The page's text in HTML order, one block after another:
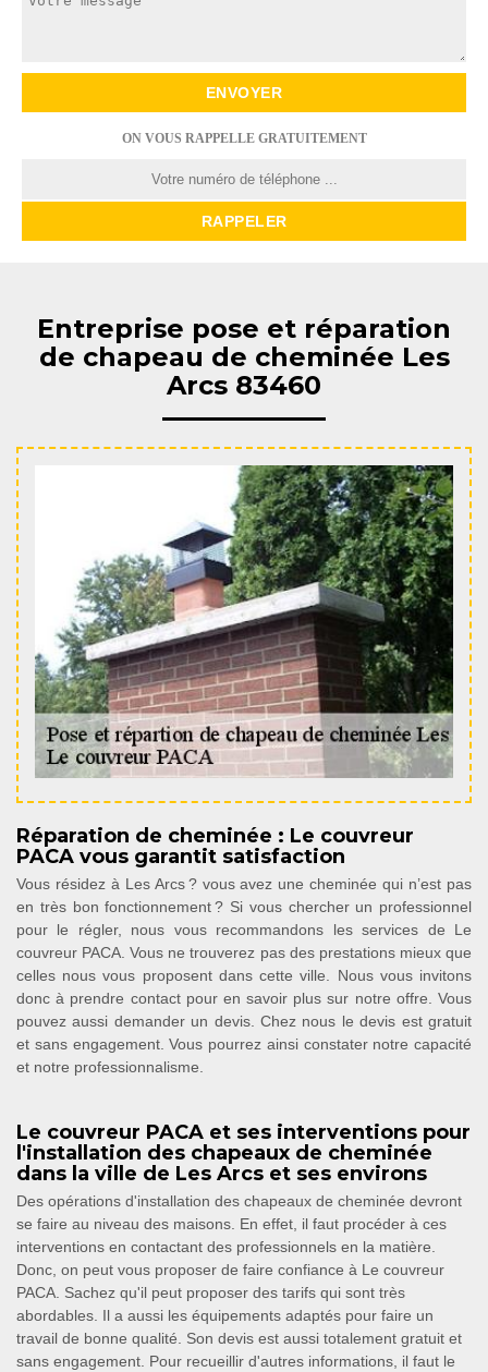
ON VOUS RAPPELLE GRATUITEMENT
Entreprise pose et réparation
de chapeau de cheminée Les
Arcs 83460
Réparation de cheminée : Le couvreur
PACA vous garantit satisfaction
Vous résidez à Les Arcs ? vous avez une cheminée qui n’est pas
en très bon fonctionnement ? Si vous chercher un professionnel
pour le régler, nous vous recommandons les services de Le
couvreur PACA. Vous ne trouverez pas des prestations mieux que
celles nous vous proposent dans cette ville. Nous vous invitons
donc à prendre contact pour en savoir plus sur notre offre. Vous
pouvez aussi demander un devis. Chez nous le devis est gratuit
et sans engagement. Vous pourrez ainsi constater notre capacité
et notre professionnalisme.
Le couvreur PACA et ses interventions pour
l'installation des chapeaux de cheminée
dans la ville de Les Arcs et ses environs
Des opérations d'installation des chapeaux de cheminée devront
se faire au niveau des maisons. En effet, il faut procéder à ces
interventions en contactant des professionnels en la matière.
Donc, on peut vous proposer de faire confiance à Le couvreur
PACA. Sachez qu'il peut proposer des tarifs qui sont très
abordables. Il a aussi les équipements adaptés pour faire un
travail de bonne qualité. Son devis est aussi totalement gratuit et
sans engagement. Pour recueillir d'autres informations, il faut le